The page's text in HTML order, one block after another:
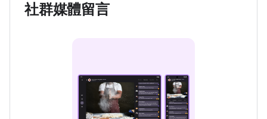
社群媒體留言